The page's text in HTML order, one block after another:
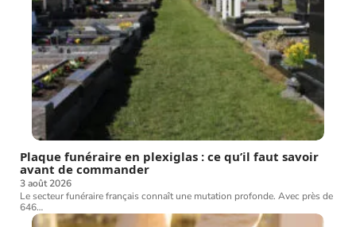
Plaque funéraire en plexiglas : ce qu’il faut savoir
avant de commander
3 août 2026
Le secteur funéraire français connaît une mutation profonde. Avec près de
646…